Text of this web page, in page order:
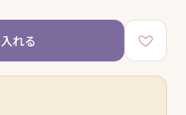
れる